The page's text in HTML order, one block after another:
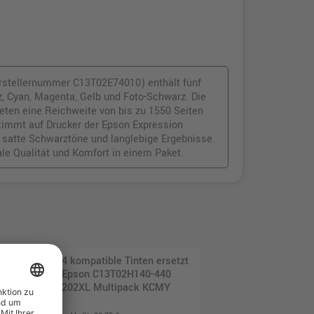
C13T02E74010) enthält fünf
Magenta, Gelb und Foto-Schwarz. Die
eine Reichweite von bis zu 1550 Seiten
auf Drucker der Epson Expression
Schwarztöne und langlebige Ergebnisse.
Qualität und Komfort in einem Paket.
4 kompatible Tinten ersetzt
Epson C13T02H140-440
202XL Multipack KCMY